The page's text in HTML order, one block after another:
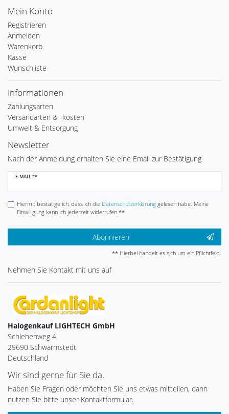
Mein Konto
Registrieren
Anmelden
Warenkorb
Kasse
Wunschliste
Informationen
Zahlungsarten
Versandarten & -kosten
Umwelt & Entsorgung
Newsletter
Nach der Anmeldung erhalten Sie eine Email zur Bestätigung
E-MAIL **
Newsletter
Hiermit bestätige ich, dass ich die Daten­schutz­erklärunggelesen habe. Meine
Einwilligung kann ich jederzeit widerrufen.**
Abonnieren
** Hierbei handelt es sich um ein Pflichtfeld.
Nehmen Sie Kontakt mit uns auf
Halogenkauf LIGHTECH GmbH
Schlehenweg 4
29690 Schwarmstedt
Deutschland
Wir sind gerne für Sie da.
Haben Sie Fragen oder möchten Sie uns etwas mitteilen, dann
nutzen Sie bitte unser Kontaktformular.